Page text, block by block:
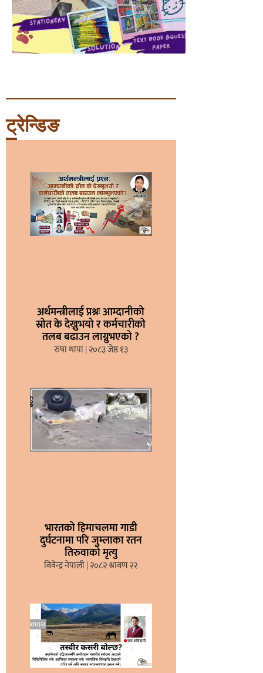
ट्रेन्डिङ
अर्थमन्त्रीलाई प्रश्नः आम्दानीको
स्रोत के देख्नुभयो र कर्मचारीको
तलब बढाउन लाग्नुभएको ?
रुषा थापा २०८३ जेष्ठ १३
भारतको हिमाचलमा गाडी
दुर्घटनामा परि जुम्लाका रतन
तिरुवाको मृत्यु
विवेन्द्र नेपाली २०८२ श्रावण २२